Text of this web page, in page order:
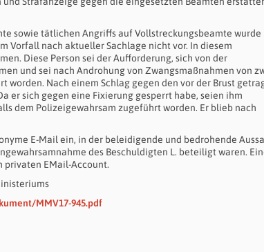
sowie tätlichen Angriffs auf Vollstreckungsbeamte wurde
Vorfall nach aktueller Sachlage nicht vor. In diesem
Diese Person sei der Aufforderung, sich von der
und sei nach Androhung von Zwangsmaßnahmen von
Nach einem Schlag gegen den vor der Brust
er sich gegen eine Fixierung gesperrt habe, seien ihm
dem Polizeigewahrsam zugeführt worden. Er blieb nach
E-Mail ein, in der beleidigende und bedrohende
des Beschuldigten L. beteiligt waren.
EMail-Account.
MMV17-945.pdf